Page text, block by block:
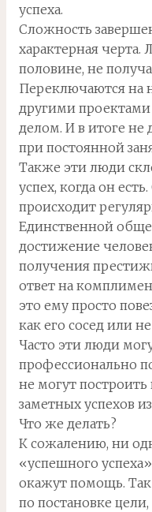
успеха.
Сложность
характерная черта.
половине, не
Переключаются на
другими
делом. И в итоге не
при постоянной
Также эти люди
успех, когда он
происходит
Единственной
достижение
получения
ответ на
это ему просто
как его сосед или
Часто эти люди
профессионально
не могут
заметных успехов
Что же делать?
К сожалению, ни
«успешного
окажут помощь. Так
по постановке